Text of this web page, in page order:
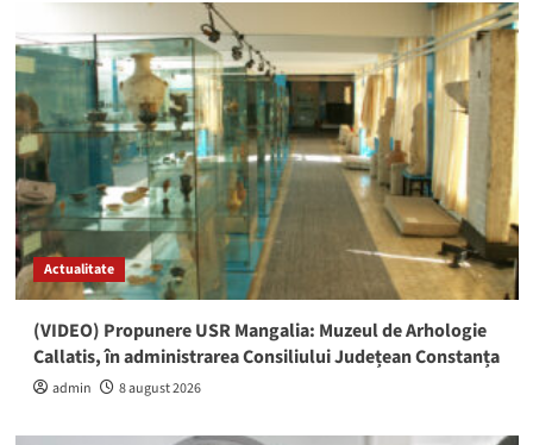
Actualitate
(VIDEO) Propunere USR Mangalia: Muzeul de Arhologie
Callatis, în administrarea Consiliului Județean Constanța
admin 8 august 2026